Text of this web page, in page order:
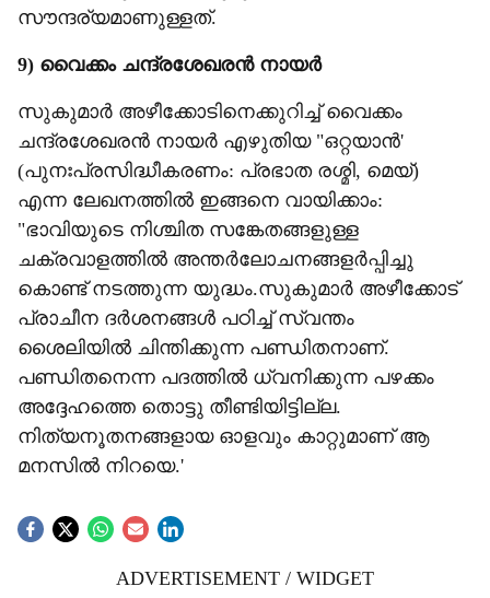
സൗന്ദര്യമാണുള്ളത്.
9) വൈക്കം ചന്ദ്രശേഖരൻ നായർ
സുകുമാർ അഴീക്കോടിനെക്കുറിച്ച് വൈക്കം
ചന്ദ്രശേഖരൻ നായർ എഴുതിയ "ഒറ്റയാൻ'
(പുനഃപ്രസിദ്ധീകരണം: പ്രഭാത രശ്മി, മെയ്)
എന്ന ലേഖനത്തിൽ ഇങ്ങനെ വായിക്കാം:
"ഭാവിയുടെ നിശ്ചിത സങ്കേതങ്ങളുള്ള
ചക്രവാളത്തിൽ അന്തർലോചനങ്ങളർപ്പിച്ചു
കൊണ്ട് നടത്തുന്ന യുദ്ധം.സുകുമാർ അഴീക്കോട്
പ്രാചീന ദർശനങ്ങൾ പഠിച്ച് സ്വന്തം
ശൈലിയിൽ ചിന്തിക്കുന്ന പണ്ഡിതനാണ്.
പണ്ഡിതനെന്ന പദത്തിൽ ധ്വനിക്കുന്ന പഴക്കം
അദ്ദേഹത്തെ തൊട്ടു തീണ്ടിയിട്ടില്ല.
നിത്യനൂതനങ്ങളായ ഓളവും കാറ്റുമാണ് ആ
മനസിൽ നിറയെ.'
ADVERTISEMENT / WIDGET